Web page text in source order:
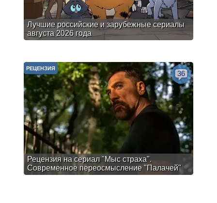
Лучшие российские и зарубежные сериалы
августа 2026 года
Рецензия на сериал "Мыс страха".
Современное переосмысление "Палачей"
РЕЦЕНЗИЯ
36